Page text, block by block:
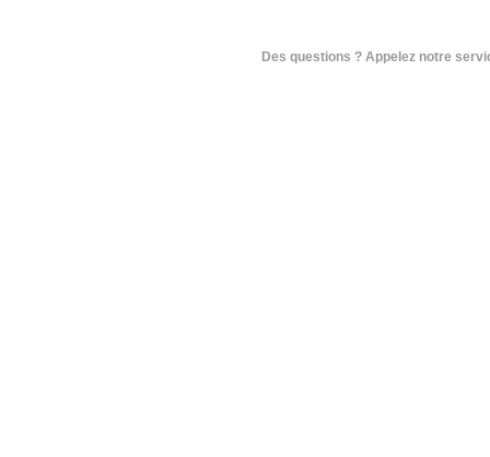
Des questions ? Appelez notre